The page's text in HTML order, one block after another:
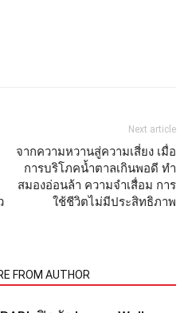
Next article
จากความหวานสู่ความเสี่ยง เมื่อ
การบริโภคน้ำตาลเกินพอดี ทำ
สมองอ่อนล้า ความจำเสื่อม การ
ใช้ชีวิตไม่มีประสิทธิภาพ
FROM AUTHOR